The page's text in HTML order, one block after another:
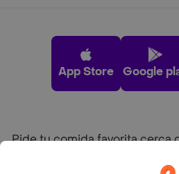
App Store Google
Pide tu comida favorita cerca